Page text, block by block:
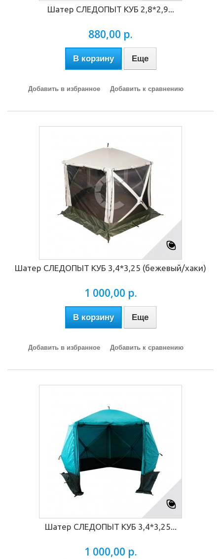
Шатер СЛЕДОПЫТ КУБ 2,8*2,9...
880,00 р.
В корзину Еще
Добавить в избранное Добавить к сравнению
Шатер СЛЕДОПЫТ КУБ 3,4*3,25 (бежевый/хаки)
1 000,00 р.
В корзину Еще
Добавить в избранное Добавить к сравнению
Шатер СЛЕДОПЫТ КУБ 3,4*3,25...
1 000,00 р.